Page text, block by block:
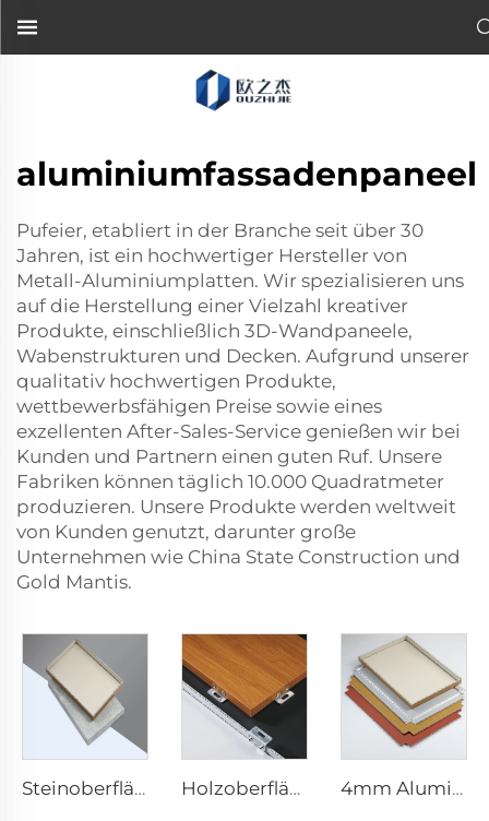
aluminiumfassadenpaneel
Pufeier, etabliert in der Branche seit über 30
Jahren, ist ein hochwertiger Hersteller von
Metall-Aluminiumplatten. Wir spezialisieren uns
auf die Herstellung einer Vielzahl kreativer
Produkte, einschließlich 3D-Wandpaneele,
Wabenstrukturen und Decken. Aufgrund unserer
qualitativ hochwertigen Produkte,
wettbewerbsfähigen Preise sowie eines
exzellenten After-Sales-Service genießen wir bei
Kunden und Partnern einen guten Ruf. Unsere
Fabriken können täglich 10.000 Quadratmeter
produzieren. Unsere Produkte werden weltweit
von Kunden genutzt, darunter große
Unternehmen wie China State Construction und
Gold Mantis.
Steinoberflächen ACP – 4mm x 1220mm x 2440mm Holzoberflächen ACP-Verbundplatte – 4mm x 1220mm x 2440mm 4mm Aluminium-Kompositeplatte - 4mm 1220mm x 2440mm (122cm x 244cm)